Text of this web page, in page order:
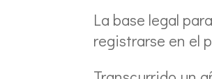
La base legal
registrarse en el